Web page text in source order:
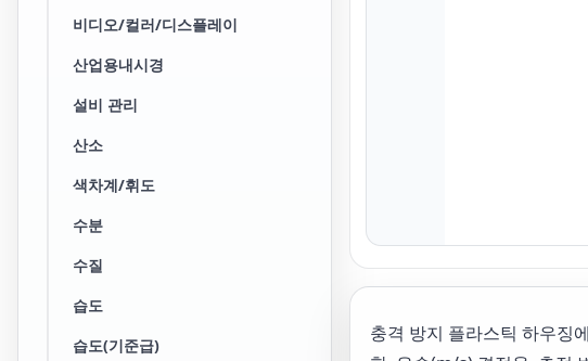
비디오/컬러/디스플레이
산업용내시경
설비 관리
산소
색차계/휘도
수분
수질
습도
습도(기준급)
충격 방지 플라스틱 하우징